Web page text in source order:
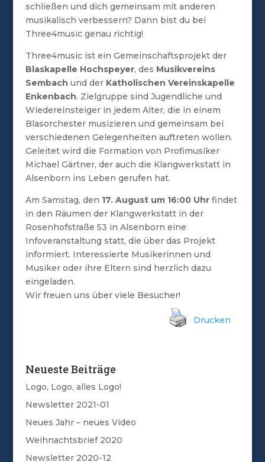
schließen und dich gemeinsam mit anderen
musikalisch verbessern? Dann bist du bei
Three4music genau richtig!
Three4music ist ein Gemeinschaftsprojekt der
Blaskapelle Hochspeyer, des Musikvereins
Sembach und der Katholischen Vereinskapelle
Enkenbach. Zielgruppe sind Jugendliche und
Wiedereinsteiger in jedem Alter, die in einem
Blasorchester musizieren und gemeinsam bei
verschiedenen Gelegenheiten auftreten wollen.
Geleitet wird die Formation von Profimusiker
Michael Gärtner, der auch die Klangwerkstatt in
Alsenborn ins Leben gerufen hat.
Am Samstag, den 17. August um 16:00 Uhrfindet
in den Räumen der Klangwerkstatt in der
Rosenhofstraße 53 in Alsenborn eine
Infoveranstaltung statt, die über das Projekt
informiert. Interessierte Musikerinnen und
Musiker oder ihre Eltern sind herzlich dazu
eingeladen.
Wir freuen uns über viele Besucher!
Drucken
Neueste Beiträge
Logo, Logo, alles Logo!
Newsletter 2021-01
Neues Jahr – neues Video
Weihnachtsbrief 2020
Newsletter 2020-12